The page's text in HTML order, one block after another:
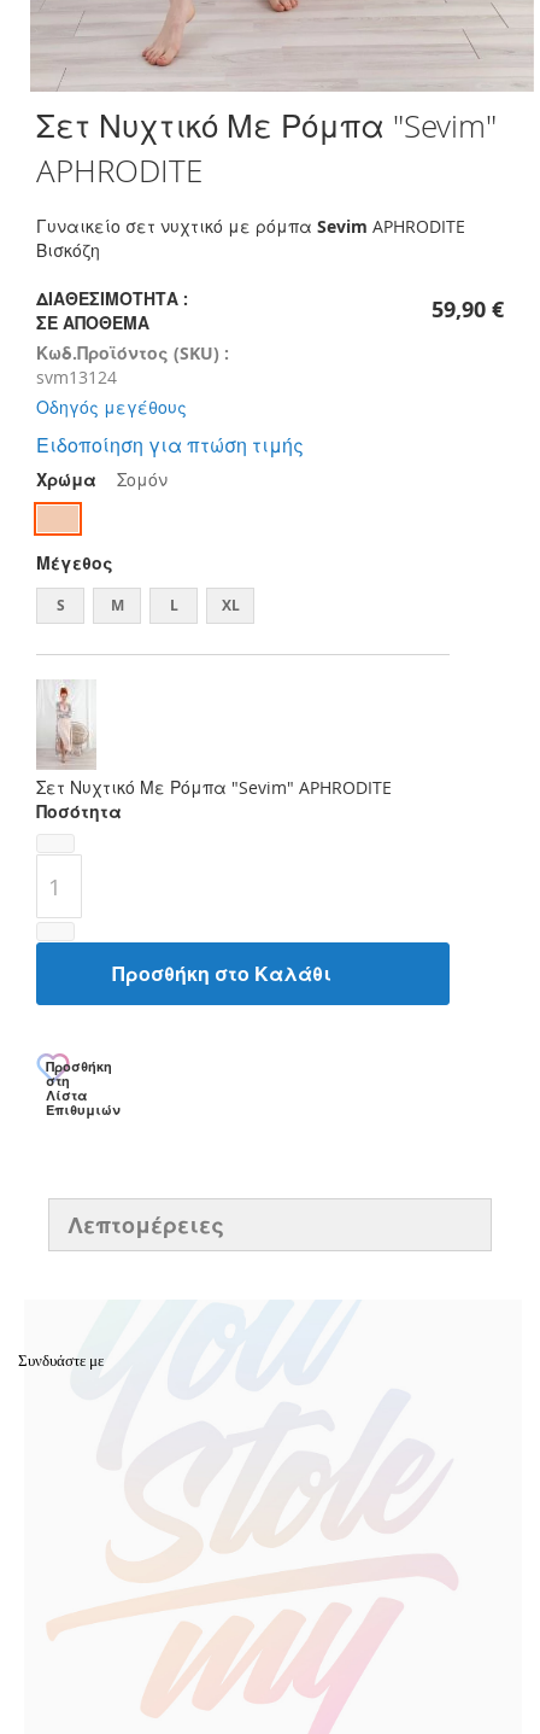
to
beginning
the
images
Σετ Νυχτικό Με Ρόμπα "Sevim"
APHRODITE
Γυναικείο σετ νυχτικό με ρόμπα Sevim APHRODITE
Βισκόζη
ΔΙΑΘΕΣΙΜΌΤΗΤΑ :
ΣΕ ΑΠΌΘΕΜΑ
Κωδ.Προϊόντος (SKU) :
svm13124
Οδηγός μεγέθους
59,90 €
Ειδοποίηση για πτώση τιμής
Χρώμα Σομόν
Μέγεθος
S M L XL
Σετ Νυχτικό Με Ρόμπα "Sevim" APHRODITE
Ποσότητα
Προσθήκη στο Καλάθι
Προσθήκη
στη
Λίστα
Επιθυμιών
Λεπτομέρειες
Συνδυάστε με